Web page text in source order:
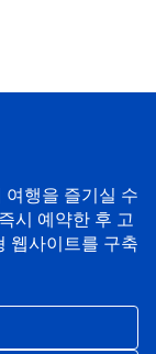
행을 즐기실 수
시 예약한 후 고
웹사이트를 구축